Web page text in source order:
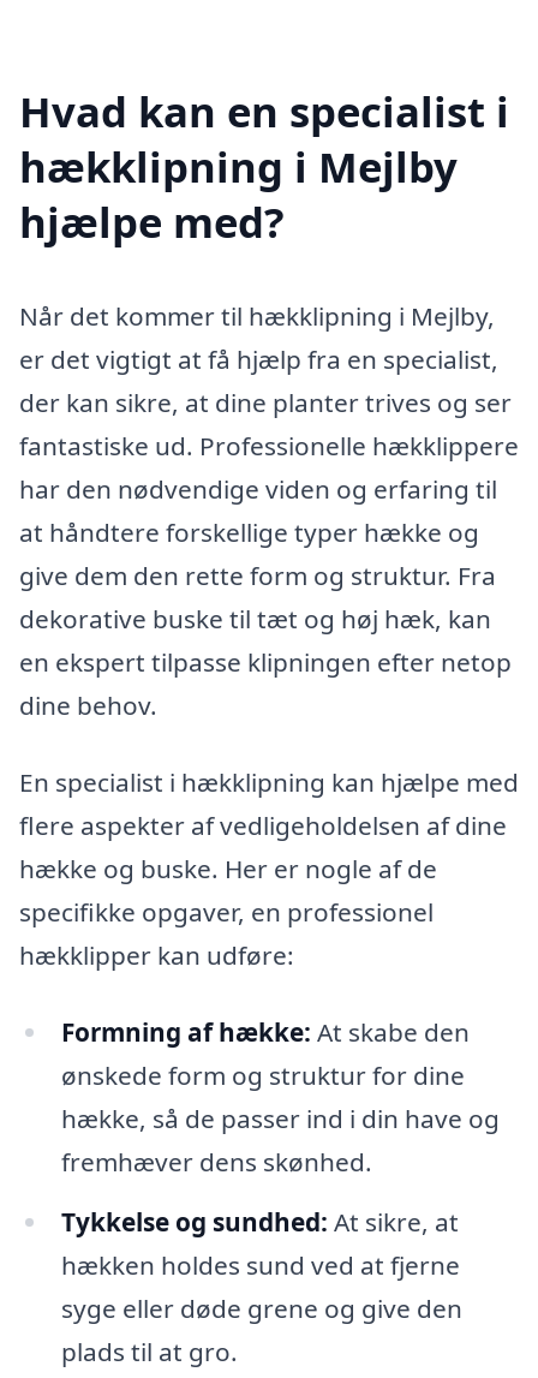
Hvad kan en specialist i
hækklipning i Mejlby
hjælpe med?
Når det kommer til hækklipning i Mejlby,
er det vigtigt at få hjælp fra en specialist,
der kan sikre, at dine planter trives og ser
fantastiske ud. Professionelle hækklippere
har den nødvendige viden og erfaring til
at håndtere forskellige typer hække og
give dem den rette form og struktur. Fra
dekorative buske til tæt og høj hæk, kan
en ekspert tilpasse klipningen efter netop
dine behov.
En specialist i hækklipning kan hjælpe med
flere aspekter af vedligeholdelsen af dine
hække og buske. Her er nogle af de
specifikke opgaver, en professionel
hækklipper kan udføre:
Formning af hække: At skabe den
ønskede form og struktur for dine
hække, så de passer ind i din have og
fremhæver dens skønhed.
Tykkelse og sundhed: At sikre, at
hækken holdes sund ved at fjerne
syge eller døde grene og give den
plads til at gro.